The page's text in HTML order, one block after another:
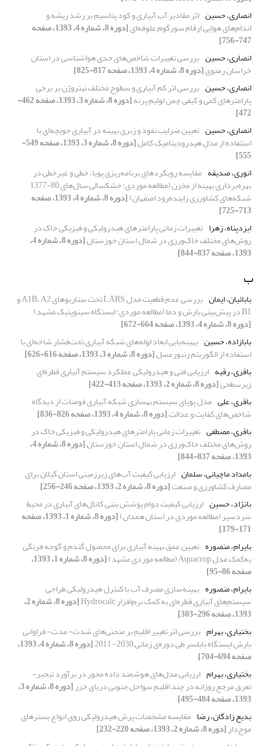
انصاری، حسین اثر مقادیر آب آبیاری و کود پتاسیم بر رشد ریشه و
اندام‌های هوایی ارقام سورگوم علوفه‌ای [دوره 8، شماره 4، 1393، صفحه
747-756]
انصاری، حسین بررسی تغییرات شاخص‌های حدی هواشناسی در استان
خراسان رضوی[دوره 8، شماره 4، 1393، صفحه 817-825]
انصاری، حسین بررسی اثر کم آبیاری و سطوح مختلف نیتروژن بر برخی
پارامترهای کمی و کیفی چمن لولیم پرنه [دوره 8، شماره 3، 1393، صفحه 462-
472]
انصاری، حسین تعیین ضرایب نفوذ و زبری بهینه در آبیاری جویچه‌ای با
استفاده از مدل هیدرودینامیک کامل [دوره 8، شماره 3، 1393، صفحه 549-
555]
انوری، صدیقه مقایسه رویکردهای برنامه‌ریزی پویا، خطی و غیرخطی در
بهره‌برداری بهینه از مخزن (مطالعه موردی: خشکسالی سال‌های 80-1377
شبکه‌های کشاورزی زاینده‌رود اصفهان) [دوره 8، شماره 4، 1393، صفحه
713-725]
ایزد‌پناه، زهرا تغییرات زمانی پارامترهای هیدرولیکی و فیزیکی خاک در
روش‌های مختلف خاک‌ورزی در شمال استان خوزستان [دوره 8، شماره 4،
1393، صفحه 837-844]
ب
بابائیان، ایمان بررسی عدم قطعیت مدل LARS تحت سناریوهای A1B، A2 و
B1 در پیش‌بینی بارش و دما (مطالعه موردی: ایستگاه سینوپتیک مشهد)
[دوره 8، شماره 4، 1393، صفحه 664-672]
بابازاده، حسین بهینه‌یابی ابعاد لوله‌های شبکه آبیاری تحت‌فشار شاخه‌ای با
استفاده از الگوریتم زنبورعسل[دوره 8، شماره 3، 1393، صفحه 616-626]
باقری، رقیه ارزیابی فنی و هیدرولیکی عملکرد سیستم آبیاری قطره‌ای
زیرسطحی[دوره 8، شماره 2، 1393، صفحه 413-422]
باقری، علی مدل پویای سیستم بهسازی شبکه آبیاری فومنات از دیدگاه
شاخص‌های کفایت و عدالت[دوره 8، شماره 4، 1393، صفحه 826-836]
باقری، مصطفی تغییرات زمانی پارامترهای هیدرولیکی و فیزیکی خاک در
روش‌های مختلف خاک‌ورزی در شمال استان خوزستان [دوره 8، شماره 4،
1393، صفحه 837-844]
بامداد ماچیانی، سلمان ارزیابی کیفیت آب‌های زیرزمینی استان گیلان برای
مصارف کشاورزی و صنعت[دوره 8، شماره 2، 1393، صفحه 246-256]
بانژاد، حسین ارزیابی کیفیت دوام پوشش بتنی کانال‌های آبیاری در محیط
سردسیر (مطالعه موردی در استان همدان) [دوره 8، شماره 1، 1393، صفحه
171-179]
بایرام، منصوره تعیین عمق بهینه آبیاری برای محصول گندم و گوجه فرنگی
به‌کمک مدل Aquacrop (مطالعه موردی مشهد) [دوره 8، شماره 1، 1393،
صفحه 86-95]
بایرام، منصوره بهینه‌سازی مصرف آب با کنترل هیدرولیکی طراحی
سیستم‌های آبیاری قطره‌ای به کمک نرم‌افزار Hydrocalc [دوره 8، شماره 2،
1393، صفحه 296-303]
بختیاری، بهرام بررسی اثر تغییر اقلیم بر منحنی‌های شدت- مدت- فراوانی
بارش ایستگاه بابلسر طی دوره‌ی زمانی 2030- 2011 [دوره 8، شماره 4، 1393،
صفحه 694-704]
بختیاری، بهرام ارزیابی مدل‌های هوشمند داده محور در برآورد تبخیر-
تعرق مرجع روزانه در چند اقلیم سواحل جنوبی دریای خزر [دوره 8، شماره 3،
1393، صفحه 484-495]
بدیع زادگان، رضا مقایسه مشخصات پرش هیدرولیکی روی انواع بستر‌های
موج‌دار[دوره 8، شماره 2، 1393، صفحه 220-232]